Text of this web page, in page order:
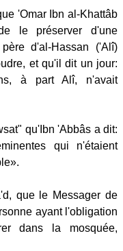
'Omar Ibn al-Khattâb
le préserver d'une
d'al-Hassan ('Alî)
et qu'il dit un jour:
à part Alî, n'avait
qu'Ibn 'Abbâs a dit:
qui n'étaient
que le Messager de
ayant l'obligation
dans la mosquée,